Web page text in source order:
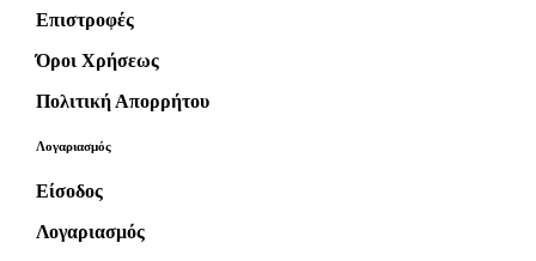
Επιστροφές
Όροι Χρήσεως
Πολιτική Απορρήτου
Λογαριασμός
Είσοδος
Λογαριασμός